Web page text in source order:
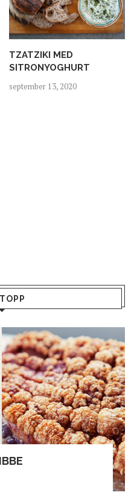
TZATZIKI MED
SITRONYOGHURT
september 13, 2020